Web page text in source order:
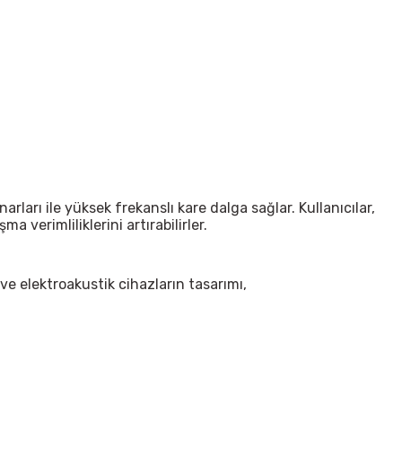
ile yüksek frekanslı kare dalga sağlar. Kullanıcılar,
verimliliklerini artırabilirler.
elektroakustik cihazların tasarımı,